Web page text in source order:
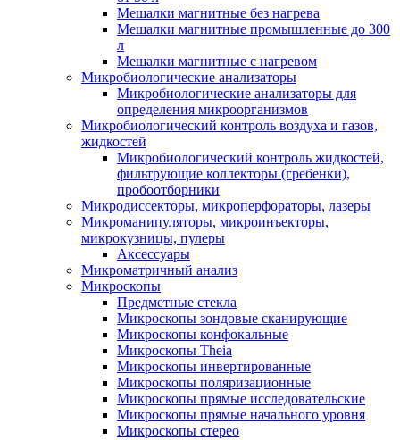
Мешалки магнитные без нагрева
Мешалки магнитные промышленные до 300
л
Мешалки магнитные с нагревом
Микробиологические анализаторы
Микробиологические анализаторы для
определения микроорганизмов
Микробиологический контроль воздуха и газов,
жидкостей
Микробиологический контроль жидкостей,
фильтрующие коллекторы (гребенки),
пробоотборники
Микродиссекторы, микроперфораторы, лазеры
Микроманипуляторы, микроинъекторы,
микрокузницы, пулеры
Аксессуары
Микроматричный анализ
Микроскопы
Предметные стекла
Микроскопы зондовые сканирующие
Микроскопы конфокальные
Микроскопы Theia
Микроскопы инвертированные
Микроскопы поляризационные
Микроскопы прямые исследовательские
Микроскопы прямые начального уровня
Микроскопы стерео